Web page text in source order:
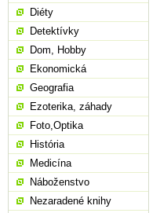
Diéty
Detektívky
Dom, Hobby
Ekonomická
Geografia
Ezoterika, záhady
Foto,Optika
História
Medicína
Náboženstvo
Nezaradené knihy